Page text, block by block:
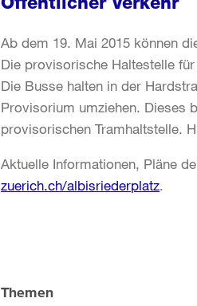
Ab dem 19. Mai 2015 können
Die provisorische Haltestelle
Die Busse halten in der
Provisorium umziehen. Dieses
provisorischen Tramhaltstelle.
Aktuelle Informationen, Pläne
zuerich.ch/albisriederplatz.
Informationen
Themen